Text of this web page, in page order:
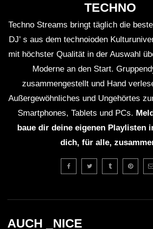
TECHNO
Techno Streams bringt täglich die
DJ' s aus dem technoioden
mit höchster Qualität in der Auswahl
Moderne an den Start.
zusammengestellt und Hand
Außergewöhnliches und Ungehörtes
Smartphones, Tablets und PCs.
baue dir deine eigenen Playlisten
dich, für alle,
AUCH _NICE